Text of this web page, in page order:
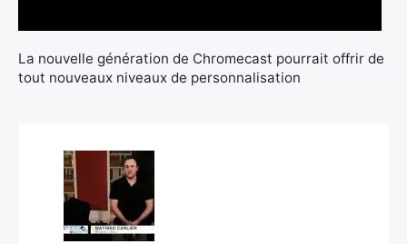
La nouvelle génération de Chromecast pourrait offrir de
tout nouveaux niveaux de personnalisation